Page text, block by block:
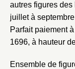
autres figures
juillet à
Parfait paiement
1696, à hauteur
Ensemble de
Vous avez oublié